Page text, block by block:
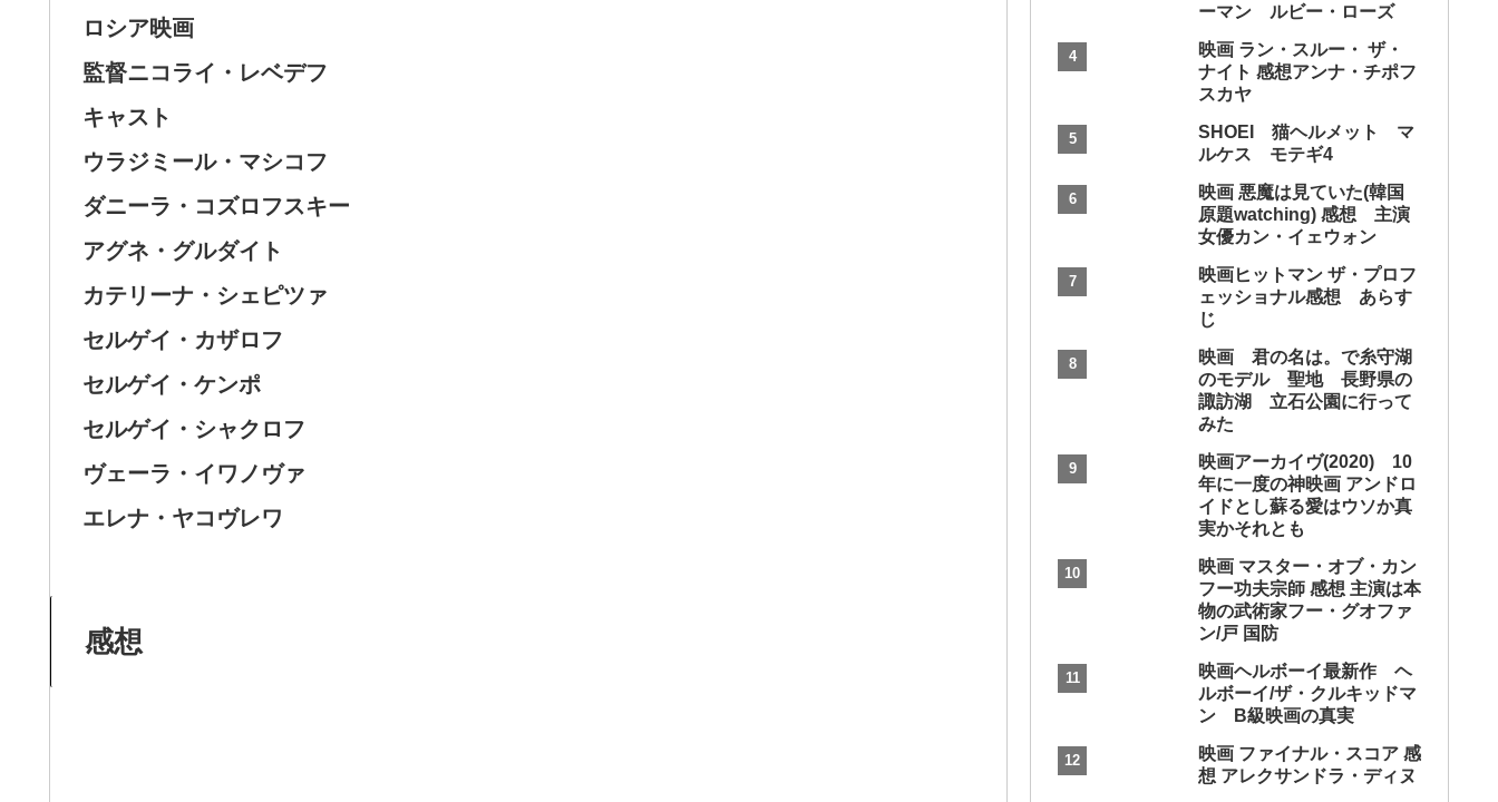
ロシア映画
監督ニコライ・レベデフ
キャスト
ウラジミール・マシコフ
ダニーラ・コズロフスキー
アグネ・グルダイト
カテリーナ・シェピツァ
セルゲイ・カザロフ
セルゲイ・ケンポ
セルゲイ・シャクロフ
ヴェーラ・イワノヴァ
エレナ・ヤコヴレワ
感想
ーマン ルビー・ローズ
映画 ラン・スルー・ ザ・
ナイト 感想アンナ・チポフ
スカヤ
SHOEI 猫ヘルメット マ
ルケス モテギ4
映画 悪魔は見ていた(韓国
原題watching) 感想 主演
女優カン・イェウォン
映画ヒットマン ザ・プロフ
ェッショナル感想 あらす
じ
映画 君の名は。で糸守湖
のモデル 聖地 長野県の
諏訪湖 立石公園に行って
みた
映画アーカイヴ(2020) 10
年に一度の神映画 アンドロ
イドとし蘇る愛はウソか真
実かそれとも
映画 マスター・オブ・カン
フー功夫宗師 感想 主演は本
物の武術家フー・グオファ
ン/戸 国防
映画ヘルボーイ最新作 ヘ
ルボーイ/ザ・クルキッドマ
ン B級映画の真実
映画 ファイナル・スコア 感
想 アレクサンドラ・ディヌ